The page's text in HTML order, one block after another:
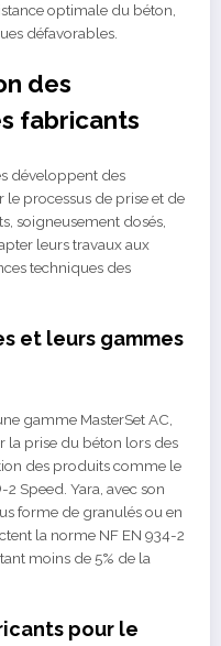
optimale du béton,
défavorables.
des
fabricants
développent des
processus de prise et de
soigneusement dosés,
leurs travaux aux
techniques des
et leurs gammes
gamme MasterSet AC,
la prise du béton lors des
des produits comme le
Speed. Yara, avec son
forme de granulés ou en
la norme NF EN 934-2
moins de 5% de la
pour le